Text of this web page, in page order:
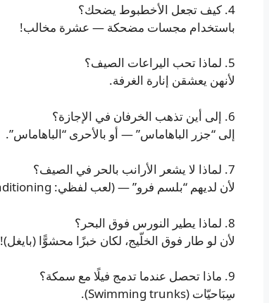
4. كيف تجعل الأخطبوط يضحك؟
باستخدام مجسات مضحكة — عشرة مخالب!
5. لماذا تحب اليراعات الصيف؟
لأنهن يعشقن إنارة الغرفة.
6. إلى أين تذهب الخرفان في الإجازة؟
إلى “جزر الباهاماس” — أو بالأحرى “الباهاماس”.
7. لماذا لا يشعر الأرانب بالحر في الصيف؟
لأن لديهم “بلسم فرو” — (لعب لفظي: hair-conditioning).
8. لماذا يطير النورس فوق البحر؟
لأن لو طار فوق الخلّيج، لكان خبزًا محشوًّا (بايغل)!
9. ماذا تحصل عندما تدمج فيلًا مع سمكة؟
سِبَاحيّات (Swimming trunks).